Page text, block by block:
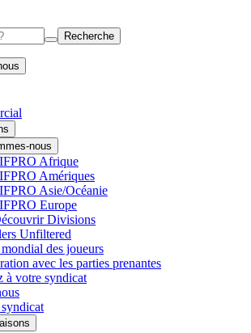
Recherche
nous
Afrique
Amériques
Asie/Océanie
Europe
Divisions
Unfiltered
des joueurs
avec les parties prenantes
à votre syndicat